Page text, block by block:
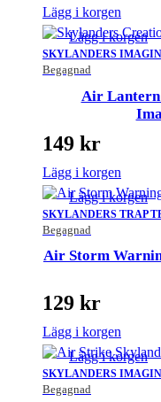
Lägg i korgen
SKYLANDERS
Begagnad
Lägg i korgen
Air
149 kr
Lägg i korgen
SKYLANDERS TRAP
Begagnad
Lägg i korgen
Air Storm
129 kr
Lägg i korgen
SKYLANDERS
Begagnad
Lägg i korgen